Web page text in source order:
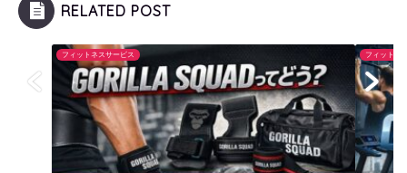
RELATED POST
フィットネスサービス フィットネ